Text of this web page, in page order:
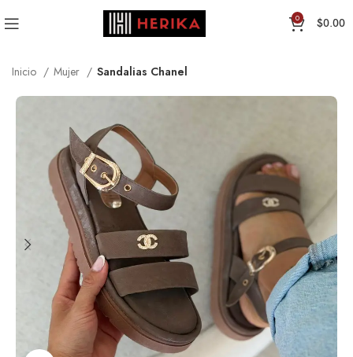
0 $0.00
Inicio Mujer Sandalias Chanel